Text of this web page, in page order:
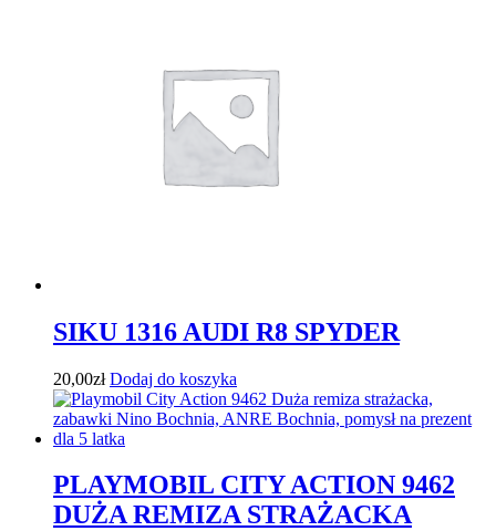
SIKU 1316 AUDI R8 SPYDER
20,00zł Dodaj do koszyka
PLAYMOBIL CITY ACTION 9462
DUŻA REMIZA STRAŻACKA